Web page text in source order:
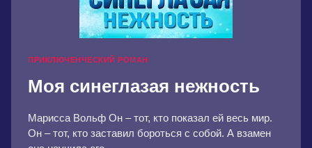
ПРИКЛЮЧЕНЧЕСКИЙ РОМАН
Моя синеглазая нежность
Марисса Вольф Он – тот, кто показал ей весь мир.
Он – тот, кто заставил бороться с собой. А взамен